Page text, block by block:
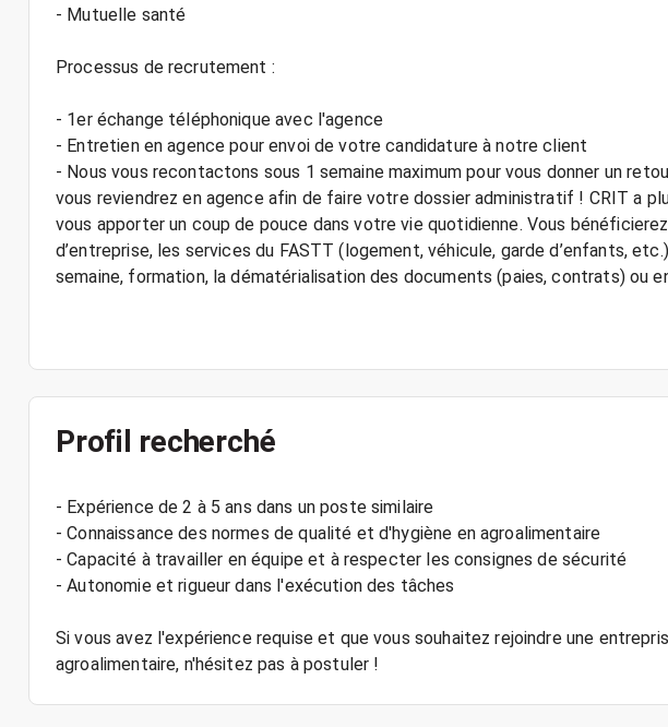
- Mutuelle santé
Processus de recrutement :
- 1er échange téléphonique avec l'agence
- Entretien en agence pour envoi de votre candidature à notre client
- Nous vous recontactons sous 1 semaine maximum pour vous donner un
vous reviendrez en agence afin de faire votre dossier administratif ! CRIT a
vous apporter un coup de pouce dans votre vie quotidienne. Vous
d’entreprise, les services du FASTT (logement, véhicule, garde d’enfants,
semaine, formation, la dématérialisation des documents (paies, contrats) ou
Profil recherché
- Expérience de 2 à 5 ans dans un poste similaire
- Connaissance des normes de qualité et d'hygiène en agroalimentaire
- Capacité à travailler en équipe et à respecter les consignes de sécurité
- Autonomie et rigueur dans l'exécution des tâches
Si vous avez l'expérience requise et que vous souhaitez rejoindre une